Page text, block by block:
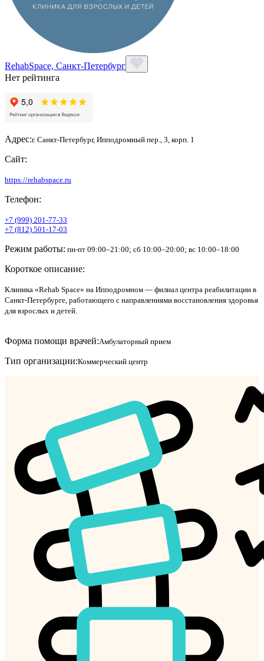
RehabSpace, Санкт-Петербург
Нет рейтинга
Адрес:г. Санкт-Петербург, Ипподромный пер., 3, корп. 1
Сайт:
https://rehabspace.ru
Телефон:
+7 (999) 201-77-33
+7 (812) 501-17-03
Режим работы: пн-пт 09:00–21:00; сб 10:00–20:00; вс 10:00–18:00
Короткое описание:
Клиника «Rehab Space» на Ипподромном — филиал центра реабилитации в
Санкт-Петербурге, работающего с направлениями восстановления здоровья
для взрослых и детей.
Форма помощи врачей:Амбулаторный прием
Тип организации:Коммерческий центр